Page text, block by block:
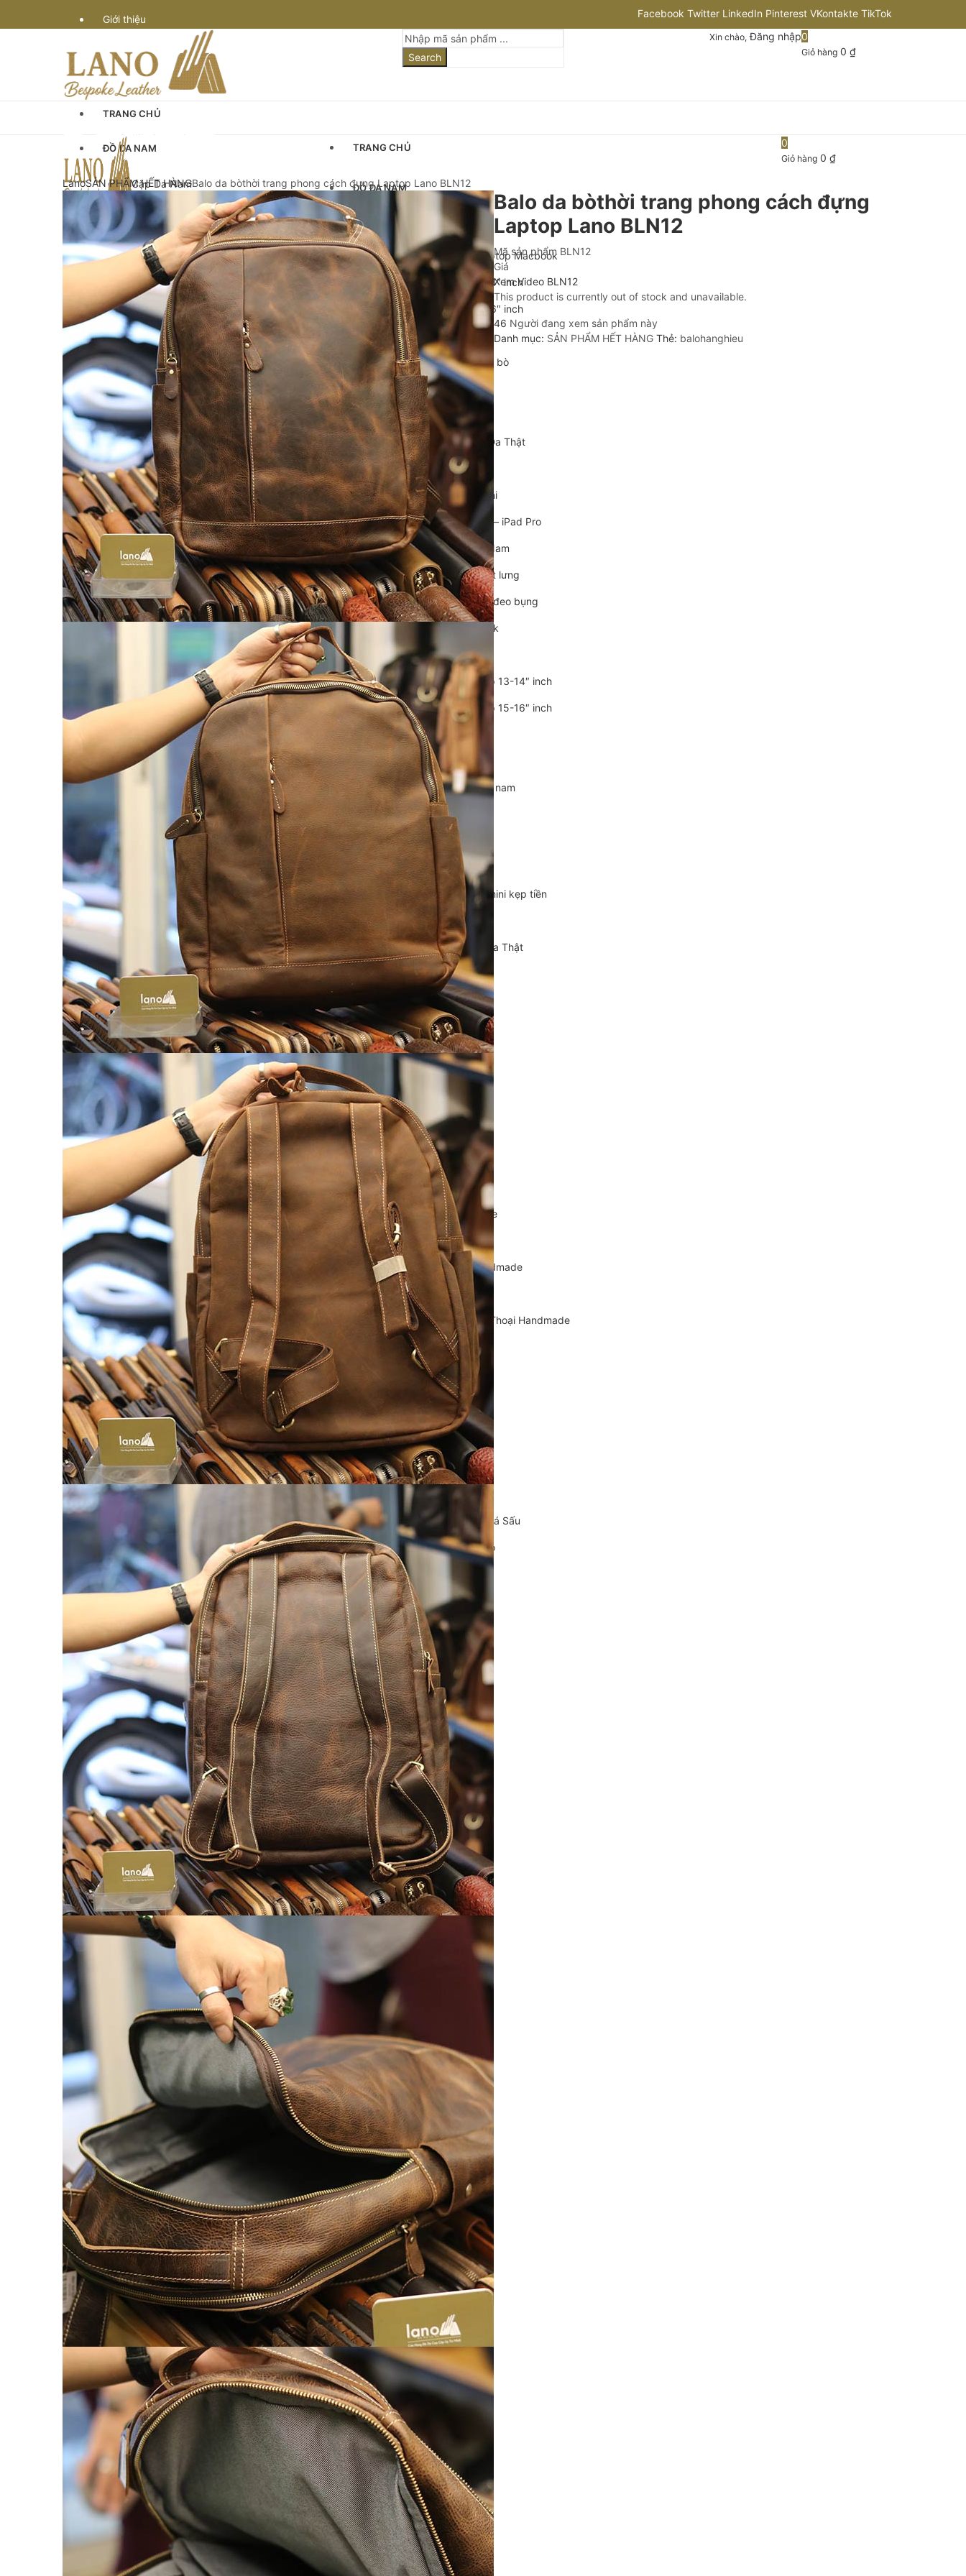
Giới thiệu
Vận chuyển
Bảo hành
Quy định & thanh toán
Góc Tư Vấn
Chế tác đồ da
Facebook Twitter LinkedIn Pinterest VKontakte TikTok
Flickr Youtube Github
Search
Xin chào, Đăng nhập0
Giỏ hàng 0 ₫
TRANG CHỦ
ĐỒ DA NAM
Cặp Da Nam
Cặp Da Đựng Laptop Macbook
Cặp Laptop 13-14″ inch
Cặp Laptop 15-16″ inch
Cặp da cán bộ
Cặp xách nam da bò
Túi da nam
Túi đeo chéo nam
Túi Bao Tử Nam Da Thật
Túi đeo chéo mini
Túi đựng iPad mini
Túi đựng iPad Air – iPad Pro
Túi Da Cầm Tay Nam
Túi đeo hông, thắt lưng
Túi da đeo ngực, đeo bụng
Túi đựng macbook
Balo Da Nam
Balo đựng Laptop 13-14″ inch
Balo đựng Laptop 15-16″ inch
Balo mini da thật
Balo du lịch
Balo da đeo chéo nam
Ví da nam
Ví Cầm Tay Nam
Ví Ngắn Nam
Ví đựng thẻ – Ví mini kẹp tiền
Ví da cá sấu
Túi Du Lịch, Túi Trống Da Thật
Túi Xách Da Nam
ĐỒ DA NỮ
Balo nữ da thật
Túi đeo chéo da nữ
Ví Clutch cầm tay nữ
Túi Xách Da Nữ
ĐỒ DA HANDMADE
Bóp Ví Da Handmade
Túi Da Clutch handmade
Túi da nữ handmade
Dây Thắt Lưng Da Handmade
Cặp Da Handmade
Bao Da, Ốp Lưng Điện Thoại Handmade
Chế tác đồ da
CLUTCH
KHUYẾN MÃI
ĐỒ DA CÁ SẤU
Ví da cá sấu
Ví Cầm Tay Clutch Da Cá Sấu
Túi Xách – Túi Đeo Chéo
LIÊN HỆ
TRANG CHỦ
ĐỒ DA NAM
Cặp Da Nam
Cặp Da Đựng Laptop Macbook
Cặp Laptop 13-14″ inch
Cặp Laptop 15-16″ inch
Cặp da cán bộ
Cặp xách nam da bò
Túi da nam
Túi đeo chéo nam
Túi Bao Tử Nam Da Thật
Túi đeo chéo mini
Túi đựng iPad mini
Túi đựng iPad Air – iPad Pro
Túi Da Cầm Tay Nam
Túi đeo hông, thắt lưng
Túi da đeo ngực, đeo bụng
Túi đựng macbook
Balo Da Nam
Balo đựng Laptop 13-14″ inch
Balo đựng Laptop 15-16″ inch
Balo mini da thật
Balo du lịch
Balo da đeo chéo nam
Ví da nam
Ví Cầm Tay Nam
Ví Ngắn Nam
Ví đựng thẻ – Ví mini kẹp tiền
Ví da cá sấu
Túi Du Lịch, Túi Trống Da Thật
Túi Xách Da Nam
Balo nữ da thật
Túi đeo chéo da nữ
Ví Clutch cầm tay nữ
Túi Xách Da Nữ
ĐỒ DA HANDMADE
Bóp Ví Da Handmade
Túi Da Clutch handmade
Túi da nữ handmade
Dây Thắt Lưng Da Handmade
Cặp Da Handmade
Bao Da, Ốp Lưng Điện Thoại Handmade
Chế tác đồ da
KHUYẾN MÃI
ĐỒ DA CÁ SẤU
Ví da cá sấu
Ví Cầm Tay Clutch Da Cá Sấu
Túi Xách – Túi Đeo Chéo
Ví kẹp tiền
LIÊN HỆ
0
Giỏ hàng 0 ₫
LanoSẢN PHẨM HẾT HÀNGBalo da bòthời trang phong cách đựng Laptop Lano BLN12
Balo da bòthời trang phong cách đựng
Laptop Lano BLN12
Mã sản phẩm BLN12
Giá
Xem Video BLN12
This product is currently out of stock and unavailable.
46 Người đang xem sản phẩm này
Danh mục: SẢN PHẨM HẾT HÀNG Thẻ: balohanghieu